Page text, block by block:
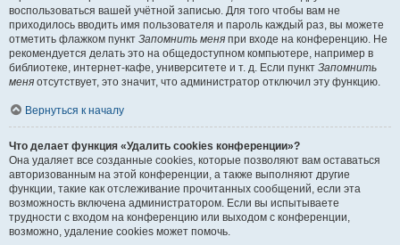
воспользоваться вашей учётной записью. Для того чтобы вам не
приходилось вводить имя пользователя и пароль каждый раз, вы можете
отметить флажком пункт Запомнить меня при входе на конференцию. Не
рекомендуется делать это на общедоступном компьютере, например в
библиотеке, интернет-кафе, университете и т. д. Если пункт Запомнить
меня отсутствует, это значит, что администратор отключил эту функцию.
Вернуться к началу
Что делает функция «Удалить cookies конференции»?
Она удаляет все созданные cookies, которые позволяют вам оставаться
авторизованным на этой конференции, а также выполняют другие
функции, такие как отслеживание прочитанных сообщений, если эта
возможность включена администратором. Если вы испытываете
трудности с входом на конференцию или выходом с конференции,
возможно, удаление cookies может помочь.